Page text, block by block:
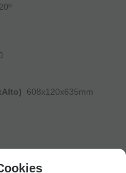
608x120x635mm